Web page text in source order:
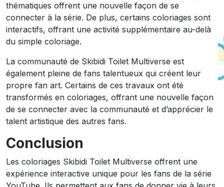
thématiques offrent une nouvelle façon de se
connecter à la série. De plus, certains coloriages sont
interactifs, offrant une activité supplémentaire au-delà
du simple coloriage.
La communauté de Skibidi Toilet Multiverse est
également pleine de fans talentueux qui créent leur
propre fan art. Certains de ces travaux ont été
transformés en coloriages, offrant une nouvelle façon
de se connecter avec la communauté et d’apprécier le
talent artistique des autres fans.
Conclusion
Les coloriages Skibidi Toilet Multiverse offrent une
expérience interactive unique pour les fans de la série